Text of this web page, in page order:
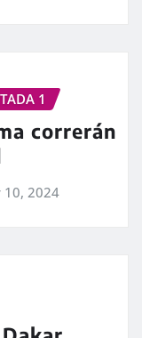
1
correrán
10, 2024